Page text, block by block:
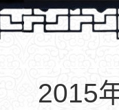
2015